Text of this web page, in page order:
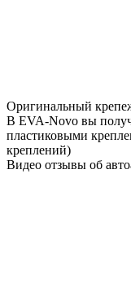
Оригинальный
В EVA-Novo вы
пластиковыми
креплений)
Видео отзывы об